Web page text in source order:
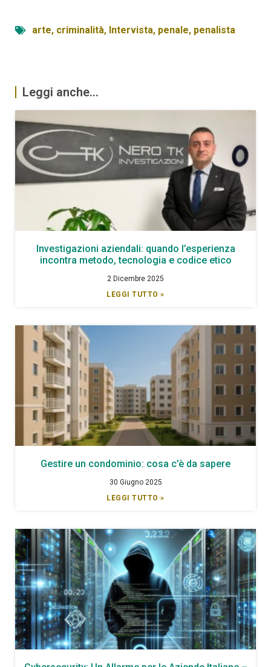
arte, criminalità, Intervista, penale, penalista
Leggi anche...
Investigazioni aziendali: quando l’esperienza
incontra metodo, tecnologia e codice etico
2 Dicembre 2025
LEGGI TUTTO »
Gestire un condominio: cosa c’è da sapere
30 Giugno 2025
LEGGI TUTTO »